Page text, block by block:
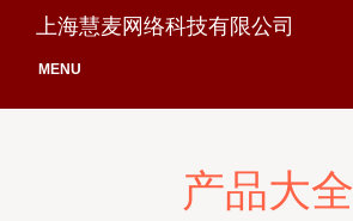
上海慧麦网络科技有限公司
MENU
产品大全